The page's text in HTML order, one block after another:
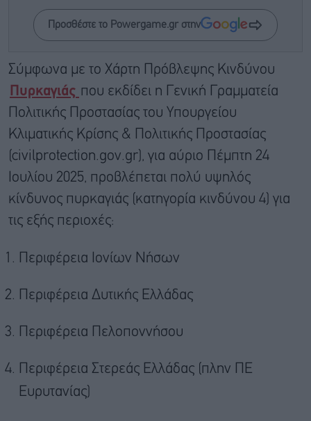
Προσθέστε το Powergame.gr στην
Σύμφωνα με το Χάρτη Πρόβλεψης Κινδύνου
Πυρκαγιάς που εκδίδει η Γενική Γραμματεία
Πολιτικής Προστασίας του Υπουργείου
Κλιματικής Κρίσης & Πολιτικής Προστασίας
(civilprotection.gov.gr), για αύριο Πέμπτη 24
Ιουλίου 2025, προβλέπεται πολύ υψηλός
κίνδυνος πυρκαγιάς (κατηγορία κινδύνου 4) για
τις εξής περιοχές:
Περιφέρεια Ιονίων Νήσων
Περιφέρεια Δυτικής Ελλάδας
Περιφέρεια Πελοποννήσου
Περιφέρεια Στερεάς Ελλάδας (πλην ΠΕ
Ευρυτανίας)